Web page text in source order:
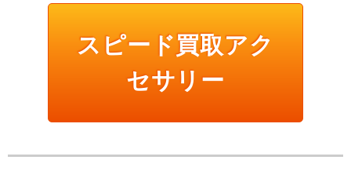
スピード買取アク
セサリー